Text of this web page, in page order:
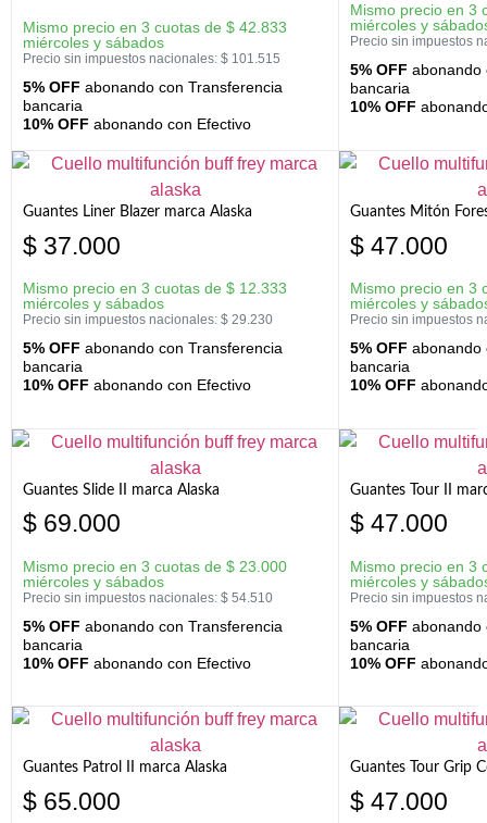
Mismo precio en 3 cuotas de $ 42.833
miércoles y sábados
Precio sin impuestos nacionales: $ 101.515
5% OFF abonando con Transferencia
bancaria
10% OFF abonando con Efectivo
Mismo precio en 3
miércoles y
Precio sin impuestos
5% OFF abonando
bancaria
10% OFF
Guantes Liner Blazer marca Alaska
$ 37.000
Mismo precio en 3 cuotas de $ 12.333
miércoles y sábados
Precio sin impuestos nacionales: $ 29.230
5% OFF abonando con Transferencia
bancaria
10% OFF abonando con Efectivo
Guantes Mitón
$ 47.000
Mismo precio en 3
miércoles y
Precio sin impuestos
5% OFF abonando
bancaria
10% OFF
Guantes Slide II marca Alaska
$ 69.000
Mismo precio en 3 cuotas de $ 23.000
miércoles y sábados
Precio sin impuestos nacionales: $ 54.510
5% OFF abonando con Transferencia
bancaria
10% OFF abonando con Efectivo
Guantes Tour II
$ 47.000
Mismo precio en 3
miércoles y
Precio sin impuestos
5% OFF abonando
bancaria
10% OFF
Guantes Patrol II marca Alaska
$ 65.000
Guantes Tour Grip
$ 47.000